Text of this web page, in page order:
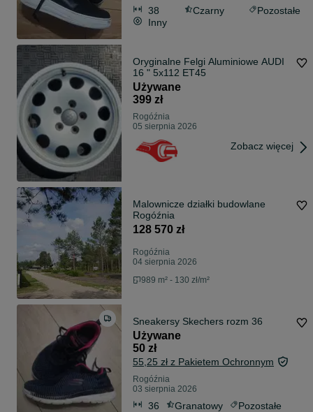
38 Czarny
Pozostałe
Inny
Oryginalne Felgi Aluminiowe AUDI
16 " 5x112 ET45
Używane
399 zł
Rogóźnia
05 sierpnia 2026
Zobacz więcej
Malownicze działki budowlane
Rogóźnia
128 570 zł
Rogóźnia
04 sierpnia 2026
989 m² - 130 zł/m²
Sneakersy Skechers rozm 36
Używane
50 zł
55,25 zł z Pakietem Ochronnym
Rogóźnia
03 sierpnia 2026
36 Granatowy Pozostałe